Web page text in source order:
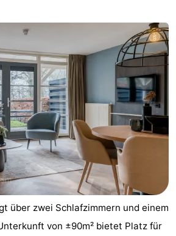
über zwei Schlafzimmern und einem
von ±90m² bietet Platz für